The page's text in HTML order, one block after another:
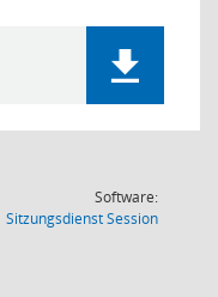
Software:
SitzungsdienstSession(Wird in